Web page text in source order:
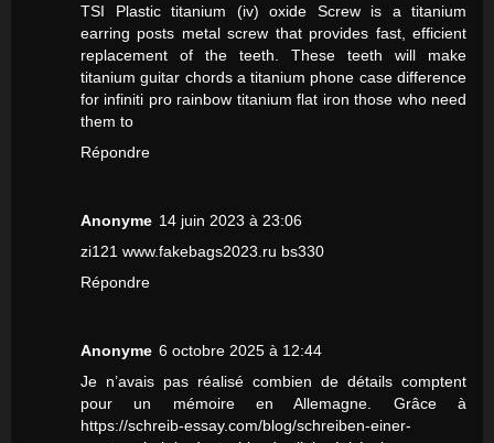
TSI Plastic titanium (iv) oxide Screw is a titanium
earring posts metal screw that provides fast, efficient
replacement of the teeth. These teeth will make
titanium guitar chordsatitanium phone casedifference
for infiniti pro rainbow titanium flat iron those who need
them to
Répondre
Anonyme 14 juin 2023 à 23:06
zi121 www.fakebags2023.ru bs330
Répondre
Anonyme 6 octobre 2025 à 12:44
Je n’avais pas réalisé combien de détails comptent
pour un mémoire en Allemagne. Grâce à
https://schreib-essay.com/blog/schreiben-einer-